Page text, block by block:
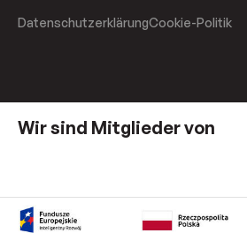
DatenschutzerklärungCookie-Politik
Wir sind Mitglieder von